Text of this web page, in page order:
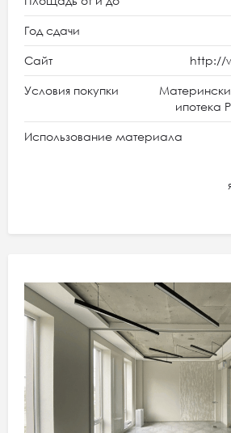
Год сдачи
Сайт http://
Условия покупки
ипотека
Использование материала